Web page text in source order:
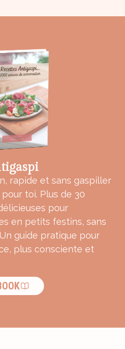
rapide et sans gaspiller
toi. Plus de 30
pour
en petits festins, sans
guide pratique pour
plus consciente et